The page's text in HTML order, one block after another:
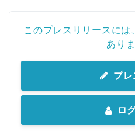
このプレスリリースに
ありま
プ
ロ